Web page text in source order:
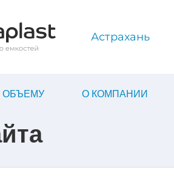
Астрахань
ОБЪЕМУ О КОМПАНИИ